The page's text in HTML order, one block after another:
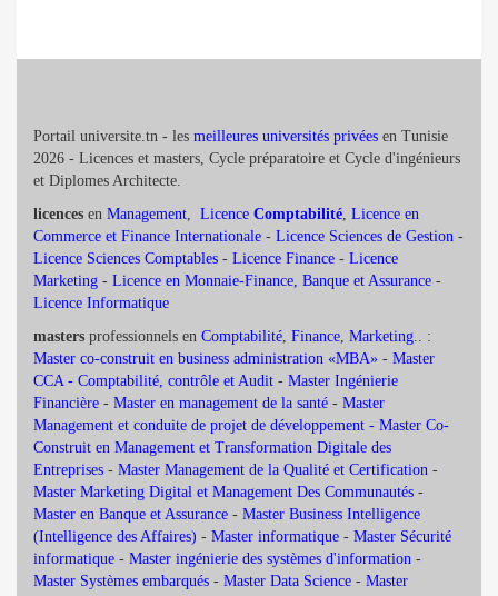
Portail universite.tn - les meilleures universités privées en Tunisie
2026 - Licences et masters, Cycle préparatoire et Cycle d'ingénieurs
et Diplomes Architecte.
licences en Management, Licence Comptabilité, Licence en
Commerce et Finance Internationale - Licence Sciences de Gestion -
Licence Sciences Comptables - Licence Finance - Licence
Marketing - Licence en Monnaie-Finance, Banque et Assurance -
Licence Informatique
masters professionnels en Comptabilité, Finance, Marketing.. :
Master co-construit en business administration «MBA» - Master
CCA - Comptabilité, contrôle et Audit - Master Ingénierie
Financière - Master en management de la santé - Master
Management et conduite de projet de développement - Master Co-
Construit en Management et Transformation Digitale des
Entreprises - Master Management de la Qualité et Certification -
Master Marketing Digital et Management Des Communautés -
Master en Banque et Assurance - Master Business Intelligence
(Intelligence des Affaires) - Master informatique - Master Sécurité
informatique - Master ingénierie des systèmes d'information -
Master Systèmes embarqués - Master Data Science - Master